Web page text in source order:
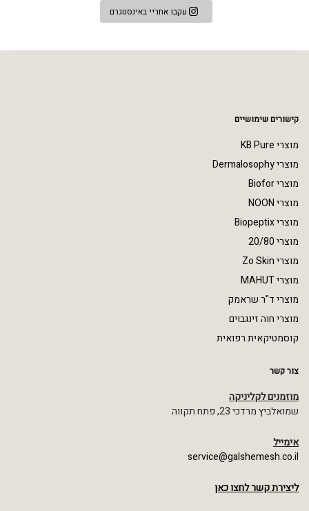
עקבו אחריי באינסטגרם
קישורים שימושיים
מוצרי KB Pure
מוצרי Dermalosophy
מוצרי Biofor
מוצרי NOON
מוצרי Biopeptix
מוצרי 20/80
מוצרי Zo Skin
מוצרי MAHUT
מוצרי ד"ר שראמק
מוצרי חוה זינגבוים
קוסמטיקאית רפואית
צור קשר
מוזמנים לקליניקה
שמואלביץ מרדכי 23, פתח תקווה
אימייל
service@galshemesh.co.il
ליצירת קשר לחצו כאן